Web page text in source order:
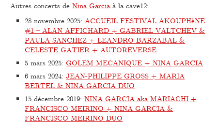
Autres concerts deNina Garciaà la cave12:
28 novembre 2025:ACCUEIL FESTIVAL AKOUPHèNE
#1 – ALAN AFFICHARD + GABRIEL VALTCHEV &
PAULA SANCHEZ + LEANDRO BARZABAL &
CELESTE GATIER + AUTOREVERSE
5 mars 2025:GOLEM MECANIQUE + NINA GARCIA
6 mars 2024:JEAN-PHILIPPE GROSS + MARIA
BERTEL & NINA GARCIA DUO
15 décembre 2019:NINA GARCIA aka MARIACHI +
FRANCISCO MEIRINO + NINA GARCIA &
FRANCISCO MEIRINO DUO